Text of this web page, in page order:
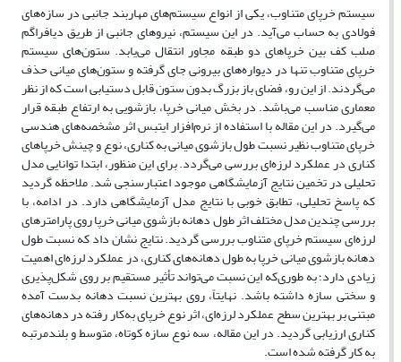
سیستم خرپای متناوب، یکی از انواع سیستم‌های مهاربند جانبی در سازه‌های
فولادی به حساب می‌آید. در این سیستم، نیروهای جانبی از طریق دیافراگم
صلب کف بین خرپاهای دو طبقه مجاور انتقال می‌یابد. ستون‌های سیستم
خرپای متناوب تنها در دیواره‌های بیرونی جای گرفته و ستون‌های میانی حذف
می‌گردند. از این رو، فضای باز بزرگ بدون ستون قابل دستیابی است که از نظر
معماری مناسب می‌باشد. در بخش میانی خرپا، باز‌شویی به ارتفاع طبقه قرار
می‌گیرد. در این مقاله با استفاده از نرم‌افزار ایتبس اثر مشخصه‌های هندسی
خرپای متناوب نظیر نسبت طول بازشوی میانی به کناری، نوع و چینش خرپاهای
کناری در عملکرد لرزه‌ای بررسی می‌گردد. برای این منظور، ابتدا توانایی مدل
تحلیلی در تخمین نتایج آزمایشگاهی موجود اعتبارسنجی شد. ملاحظه گردید
که پاسخ تحلیلی، تطابق خوبی با نتایج مدل آزمایشگاهی دارد. در ادامه، با
بررسی چندین مدل مختلف اثر طول دهانه بازشوی میانی خرپا روی پارامتر‌های
لرزه‌ای سیستم خرپای متناوب بررسی گردید. نتایج نشان داد که نسبت طول
دهانه باز‌شوی میانی خرپا به طول دهانه‌های کناری، در عملکرد لرزه‌ای اهمیت
زیادی دارد؛ به طوری‌که این نسبت می‌تواند تأثیر مستقیم بر روی شکل‌پذیری
و سختی سازه داشته باشد. نهایتاً، روی بهترین نسبت دهانه بدست آمده
مبتنی بر بهترین سطح عملکرد لرزه‌ای، اثر نوع خرپای به‌کار رفته در دهانه‌های
کناری ارزیابی گردید. در این مقاله، سه نوع سازه کوتاه، متوسط و بلندمرتبه
به کار گرفته شده است.